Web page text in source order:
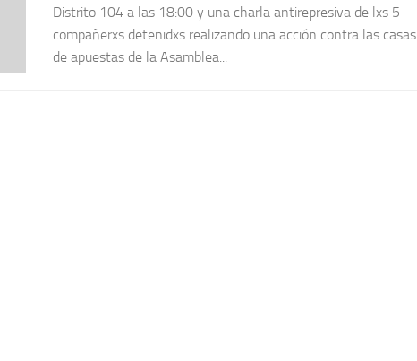
Distrito 104 a las 18:00 y una charla antirepresiva de lxs 5
compañerxs detenidxs realizando una acción contra las casas
de apuestas de la Asamblea...